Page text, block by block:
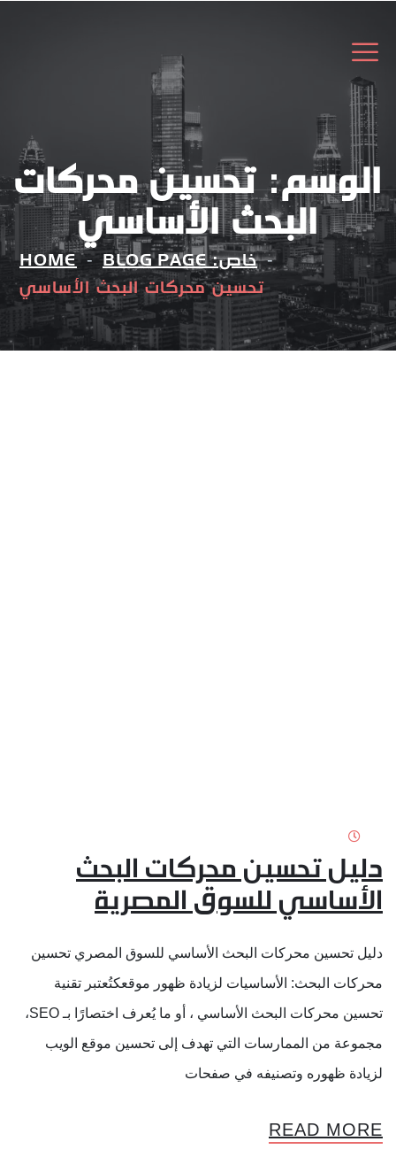
الوسم:تحسين محركات
البحث الأساسي
HOME خاص: BLOG PAGE
تحسين محركات البحث الأساسي
دليل تحسين محركات البحث
الأساسي للسوق المصرية
دليل تحسين محركات البحث الأساسي للسوق المصري تحسين
محركات البحث: الأساسيات لزيادة ظهور موقعكتُعتبر تقنية
تحسين محركات البحث الأساسي ، أو ما يُعرف اختصارًا بـ SEO،
مجموعة من الممارسات التي تهدف إلى تحسين موقع الويب
لزيادة ظهوره وتصنيفه في صفحات
READ MORE